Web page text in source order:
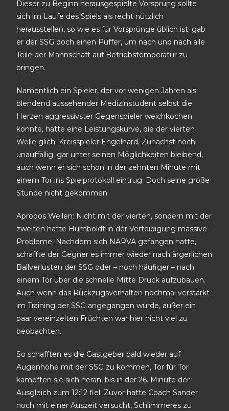
Dieser zu Beginn herausgespielte Vorsprung sollte
sich im Laufe des Spiels als recht nützlich
herausstellen, so wie es für Vorsprünge üblich ist; gab
er der SSG doch einen Puffer, um nach und nach alle
Teile der Mannschaft auf Betriebstemperatur zu
bringen.
Namentlich ein Spieler, der vor wenigen Jahren als
blendend aussehender Medizinstudent selbst die
Herzen aggressivster Gegenspieler weichkochen
konnte, hatte eine Leistungskurve, die der vierten
Welle glich: Kreisspieler Engelhard. Zunächst noch
unauffällig, gar unter seinen Möglichkeiten bleibend,
auch wenn er sich schon in der zehnten Minute mit
einem Tor ins Spielprotokoll eintrug. Doch seine große
Stunde nicht gekommen.
Apropos Wellen: Nicht mit der vierten, sondern mit der
zweiten hatte Humboldt in der Verteidigung massive
Probleme. Nachdem sich NARVA gefangen hatte,
schaffte der Gegner es immer wieder nach ärgerlichen
Ballverlusten der SSG oder – noch häufiger – nach
einem Tor über die schnelle Mitte Druck aufzubauen.
Auch wenn das Rückzugsverhalten nochmal verstärkt
im Training der SSG angegangen wurde, außer ein
paar vereinzelten Früchten war hier nicht viel zu
beobachten.
So schafften es die Gastgeber bald wieder auf
Augenhöhe mit der SSG zu kommen, Tor für Tor
kämpften sie sich heran, bis in der 26. Minute der
Ausgleich zum 12:12 fiel. Zuvor hatte Coach Sander
noch mit einer Auszeit versucht, Schlimmeres zu